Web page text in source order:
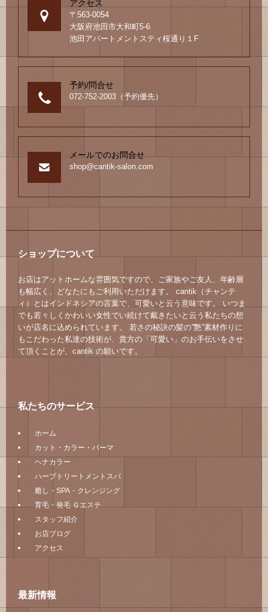
アクセス
〒563-0054
大阪府池田市大和町5-6
池田アパートメントスティ桜通り１F
予約/問合せ
072-752-2003（予約優先）
メールでのお問合せ
shop@cantik-salon.com
ショップについて
お店はアットホームな雰囲気ですので、ご家族やご友人、年齢層
も幅広く、どなたにもご利用いただけます。 cantik（チャンテ
ィ）とはインドネシアの言葉で、可愛いと云う意味です。 いつま
でも若々しくかわいい女性でい続けて戴きたいと云う私たちの想
いが店名に込められています。 若さの秘訣の髪の”艶”素材作りに
もこだわった私達の技術が、貴方の「可愛い」のお手伝いをさせ
て頂くことが、cantik の願いです。
私たちのサービス
ホーム
カット・カラー・パーマ
ヘナカラー
ハーブトリートメントスパ
癒し・SPA・クレンジング
育毛・発毛 Ｇエステ
スタッフ紹介
お店ブログ
アクセス
最新情報